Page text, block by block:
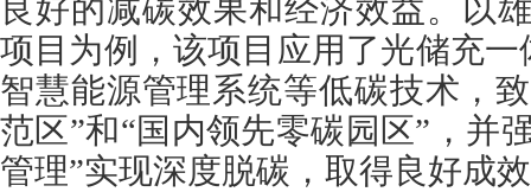
良好的减碳效果和经济效益。以
项目为例，该项目应用了光储充
智慧能源管理系统等低碳技术，
范区”和“国内领先零碳园区”，并
管理”实现深度脱碳，取得良好成